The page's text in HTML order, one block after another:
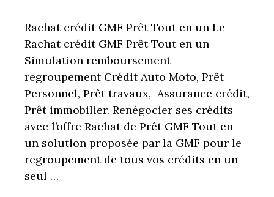
Rachat crédit GMF Prêt Tout en un Le
Rachat crédit GMF Prêt Tout en un
Simulation remboursement
regroupement Crédit Auto Moto, Prêt
Personnel, Prêt travaux, Assurance crédit,
Prêt immobilier. Renégocier ses crédits
avec l’offre Rachat de Prêt GMF Tout en
un solution proposée par la GMF pour le
regroupement de tous vos crédits en un
seul …